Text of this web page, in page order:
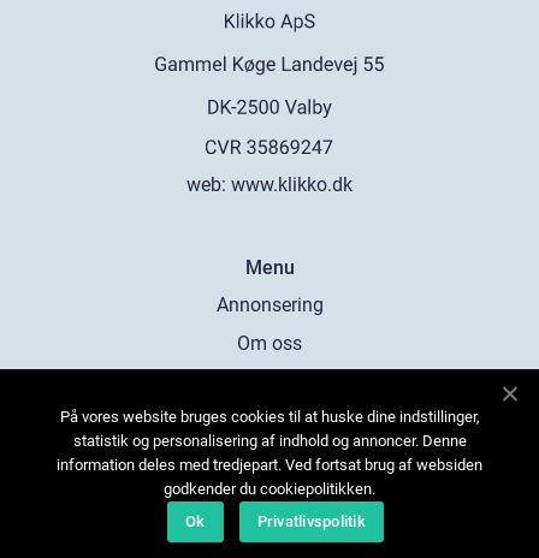
web: www.klikko.dk
Menu
Annonsering
Om oss
Kontakta oss
Sitemap
På vores website bruges cookies til at huske dine indstillinger,
statistik og personalisering af indhold og annoncer. Denne
information deles med tredjepart. Ved fortsat brug af websiden
godkender du cookiepolitikken.
Ok
Privatlivspolitik